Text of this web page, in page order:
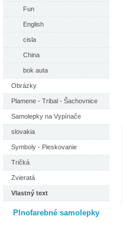
Fun
English
cisla
China
bok auta
Obrázky
Plamene - Tribal - Šachovnice
Samolepky na Vypínače
slovakia
Symboly - Pieskovanie
Tričká
Zvieratá
Vlastný text
Plnofarebné samolepky